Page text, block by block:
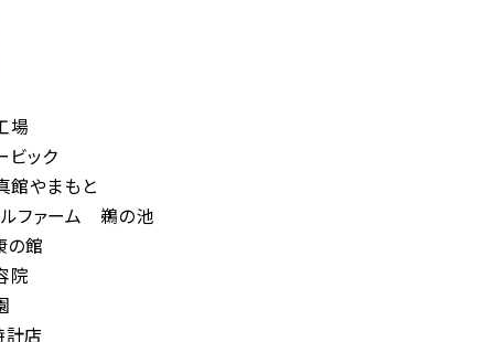
場
ビック
館やまもと
ルファーム 鵜の池
の館
院
計店